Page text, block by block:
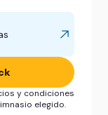
y condiciones
elegido.